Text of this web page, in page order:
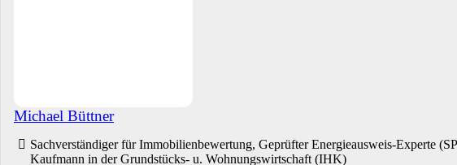
Michael Büttner
Sachverständiger für Immobilienbewertung, Geprüfter Energieausweis-Experte
Kaufmann in der Grundstücks- u. Wohnungswirtschaft (IHK)